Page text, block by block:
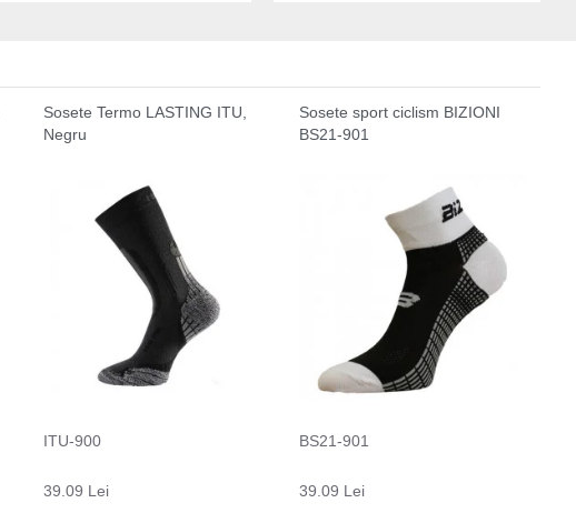
Sosete Termo LASTING ITU,
Negru
Sosete sport ciclism BIZIONI
BS21-901
ITU-900 BS21-901
39.09 Lei 39.09 Lei